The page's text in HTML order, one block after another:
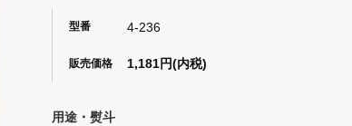
型番 4-236
販売価格 1,181円(内税)
用途・熨斗